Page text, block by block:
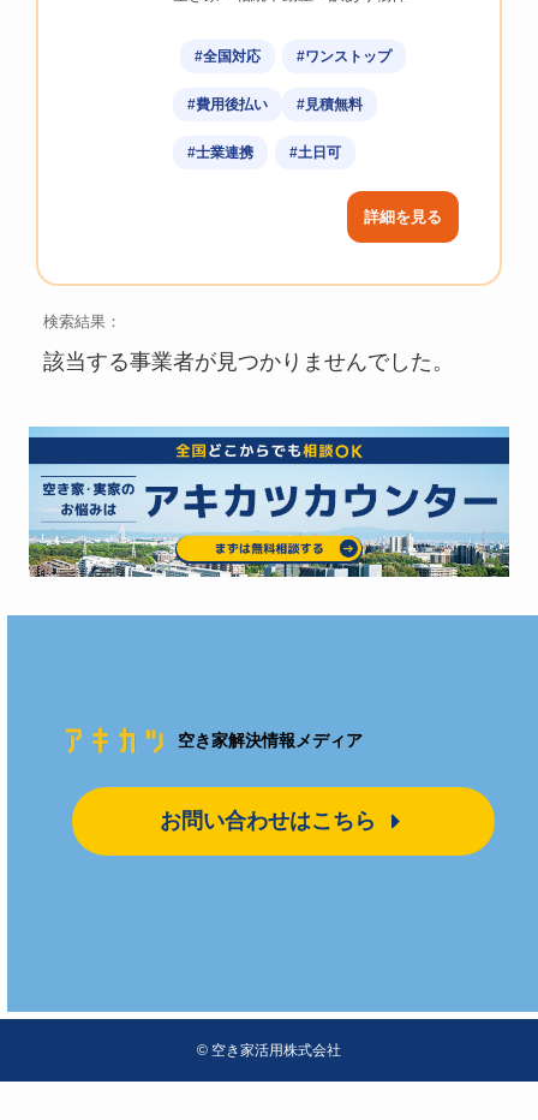
#全国対応 #ワンストップ
#費用後払い #見積無料
#士業連携 #土日可
詳細を見る
検索結果：
該当する事業者が見つかりませんでした。
空き家解決情報メディア
お問い合わせはこちら
© 空き家活用株式会社